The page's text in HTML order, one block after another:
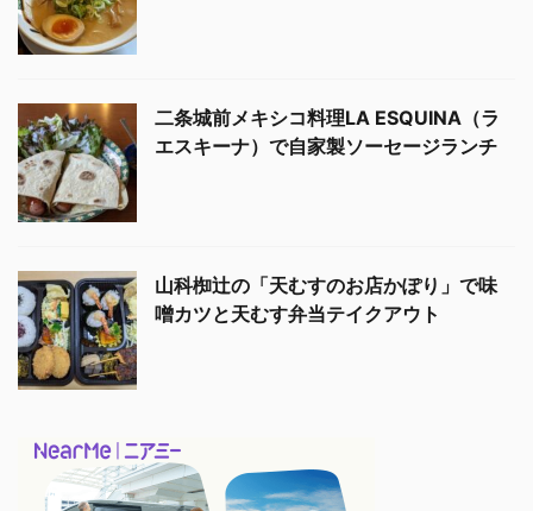
二条城前メキシコ料理LA ESQUINA（ラ
エスキーナ）で自家製ソーセージランチ
山科椥辻の「天むすのお店かぽり」で味
噌カツと天むす弁当テイクアウト